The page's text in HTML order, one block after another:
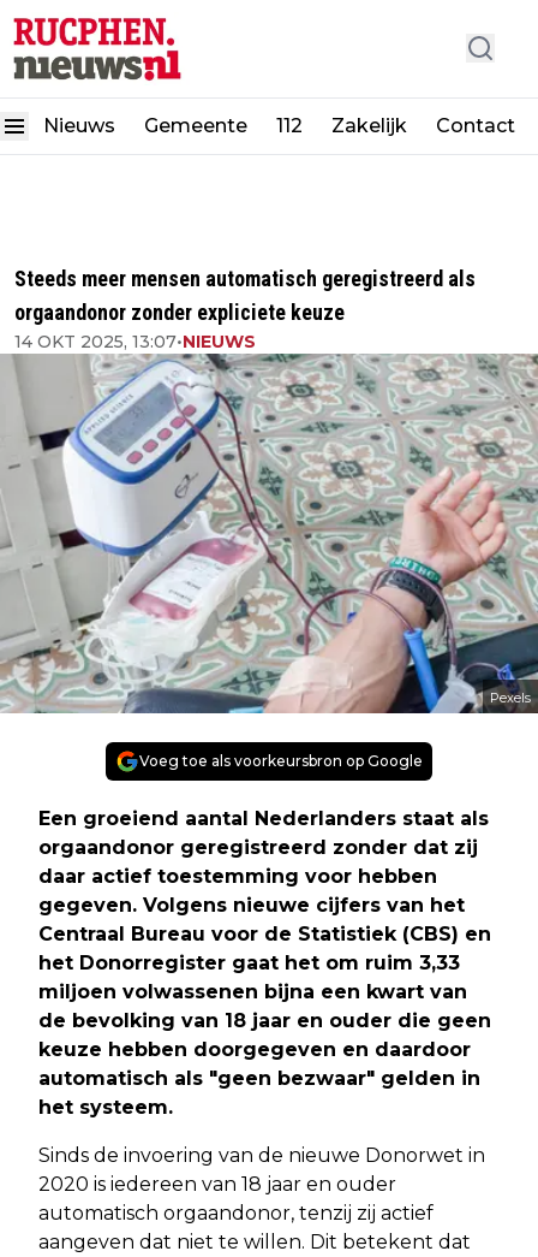
Nieuws Gemeente 112 Zakelijk Contact
Steeds meer mensen automatisch geregistreerd als
orgaandonor zonder expliciete keuze
14 OKT 2025, 13:07•NIEUWS
Pexels
Voeg toe als voorkeursbron op Google
Een groeiend aantal Nederlanders staat als
orgaandonor geregistreerd zonder dat zij
daar actief toestemming voor hebben
gegeven. Volgens nieuwe cijfers van het
Centraal Bureau voor de Statistiek (CBS) en
het Donorregister gaat het om ruim 3,33
miljoen volwassenen bijna een kwart van
de bevolking van 18 jaar en ouder die geen
keuze hebben doorgegeven en daardoor
automatisch als "geen bezwaar" gelden in
het systeem.
Sinds de invoering van de nieuwe Donorwet in
2020 is iedereen van 18 jaar en ouder
automatisch orgaandonor, tenzij zij actief
aangeven dat niet te willen. Dit betekent dat